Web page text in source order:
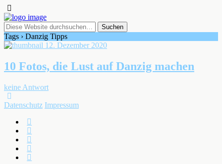
Tags › Danzig Tipps
12. Dezember 2020
10 Fotos, die Lust auf Danzig machen
keine Antwort
Datenschutz Impressum